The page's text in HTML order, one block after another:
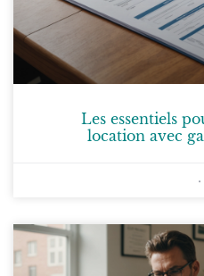
Les essentiels
location avec